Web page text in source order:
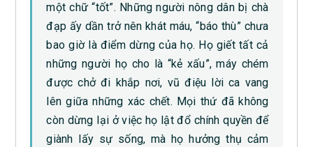
một chữ “tốt”. Những người nông dân bị chà
đạp ấy dần trở nên khát máu, “báo thù” chưa
bao giờ là điểm dừng của họ. Họ giết tất cả
những người họ cho là “kẻ xấu”, máy chém
được chở đi khắp nơi, vũ điệu lời ca vang
lên giữa những xác chết. Mọi thứ đã không
còn dừng lại ở việc họ lật đổ chính quyền để
giành lấy sự sống, mà họ hưởng thụ cảm